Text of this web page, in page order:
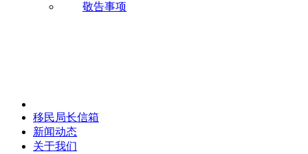
敬告事项
移民局长信箱
新闻动态
关于我们